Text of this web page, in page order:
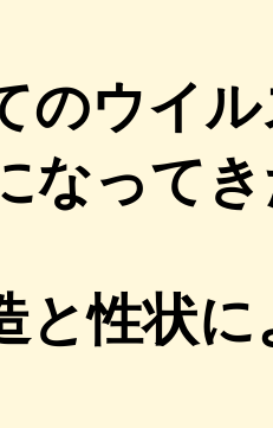
のウイ
なって
と性状